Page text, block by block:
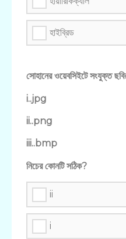
হাইব্রিড
সোহানের ওয়েবসিইটে সংযুক্ত
i..jpg
ii..png
iii..bmp
নিচের কোনটি সঠিক?
ii
i